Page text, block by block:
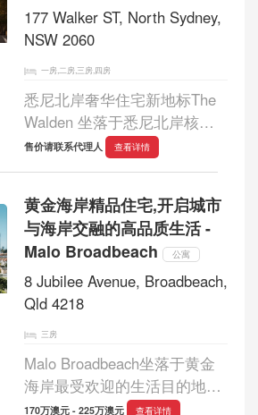
177 Walker ST, North Sydney,
NSW 2060
一房,二房,三房,四房
悉尼北岸奢华住宅新地标The
Walden 坐落于悉尼北岸核心
区域，The Walden North
体，为追求空间品质与生活方
式的买家打造全新的滨水城
市...
售价请联系代理人 查看详情
黄金海岸精品住宅,开启城市
与海岸交融的高品质生活 -
Malo Broadbeach
公寓
8 Jubilee Avenue, Broadbeach,
Qld 4218
三房
Malo Broadbeach坐落于黄金
海岸最受欢迎的生活目的地
之，该住宅以精品住宅理念打
170万澳元 - 225万澳元 查看详情